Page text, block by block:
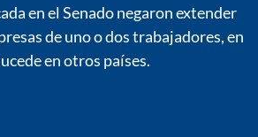
en el Senado negaron extender
de uno o dos trabajadores, en
en otros países.